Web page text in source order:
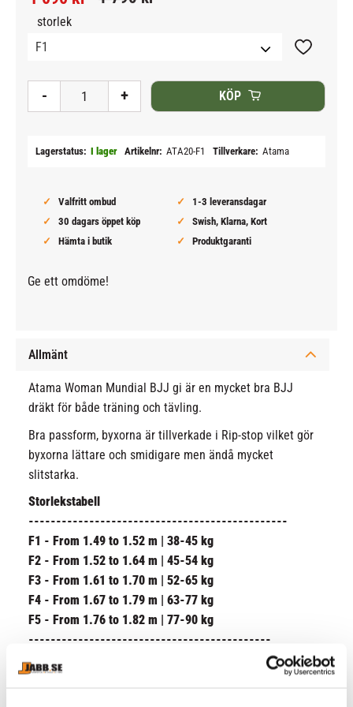
storlek
+
- KÖP
Lägg till
Lagerstatus I lager Artikelnr ATA20-F1 Tillverkare Atama
Valfritt ombud
1-3 leveransdagar
30 dagars öppet köp
Swish, Klarna, Kort
Hämta i butik
Produktgaranti
Ge ett omdöme!
Allmänt
Atama Woman Mundial BJJ gi är en mycket bra BJJ
dräkt för både träning och tävling.
Bra passform, byxorna är tillverkade i Rip-stop vilket gör
byxorna lättare och smidigare men ändå mycket
slitstarka.
Storlekstabell
-----------------------------------------------
F1 - From 1.49 to 1.52 m | 38-45 kg
F2 - From 1.52 to 1.64 m | 45-54 kg
F3 - From 1.61 to 1.70 m | 52-65 kg
F4 - From 1.67 to 1.79 m | 63-77 kg
F5 - From 1.76 to 1.82 m | 77-90 kg
--------------------------------------------
Jabb Fullservice AB fråntar sig ansvaret för fel tvättad